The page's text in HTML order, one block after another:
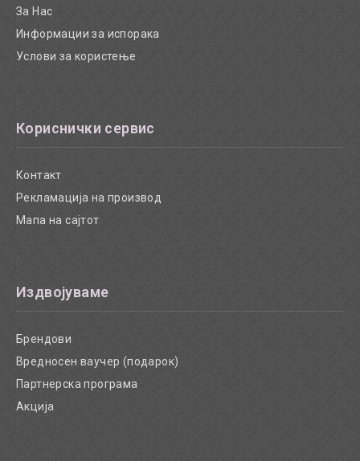
За Нас
Информации за испорака
Услови за користење
Кориснички сервис
Контакт
Рекламација на производ
Мапа на сајтот
Издвојуваме
Брендови
Вредносен ваучер (подарок)
Партнерска програма
Акција